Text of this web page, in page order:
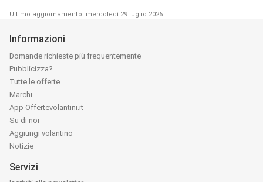
Ultimo aggiornamento: mercoledì 29 luglio 2026
Informazioni
Domande richieste più frequentemente
Pubblicizza?
Tutte le offerte
Marchi
App Offertevolantini.it
Su di noi
Aggiungi volantino
Notizie
Servizi